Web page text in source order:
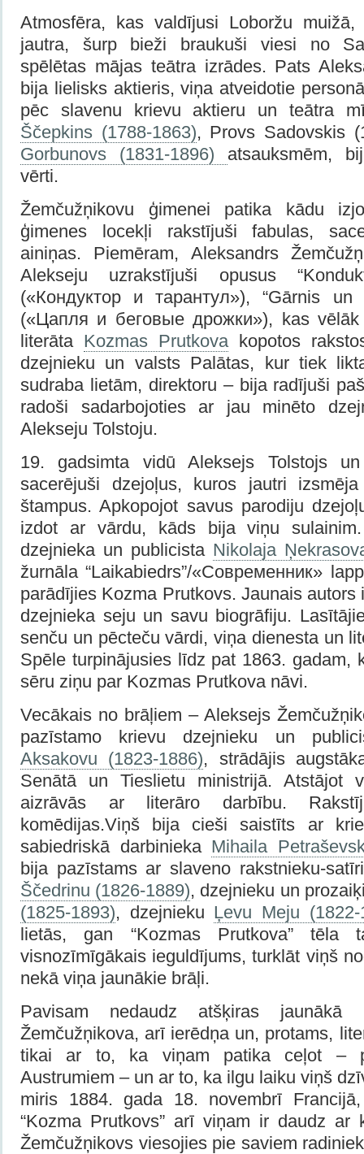
Atmosfēra, kas valdījusi Loboržu
jautra, šurp bieži braukuši viesi no
spēlētas mājas teātra izrādes. Pats
bija lielisks aktieris, viņa atveidotie
pēc slavenu krievu aktieru un teātra
Ščepkins (1788-1863), Provs Sadovskis
Gorbunovs (1831-1896) atsauksmēm,
vērti.
Žemčužņikovu ģimenei patika kādu
ģimenes locekļi rakstījuši fabulas,
ainiņas. Piemēram, Aleksandrs
Alekseju uzrakstījuši opusus
(«Кондуктор и тарантул»), “Gārnis
(«Цапля и беговые дрожки»), kas
literāta Kozmas Prutkovakopotos
dzejnieku un valsts Palātas, kur tiek
sudraba lietām, direktoru – bija radījuši
radoši sadarbojoties ar jau minēto
Alekseju Tolstoju.
19. gadsimta vidū Aleksejs Tolstojs
sacerējuši dzejoļus, kuros jautri
štampus. Apkopojot savus parodiju
izdot ar vārdu, kāds bija viņu
dzejnieka un publicista Nikolaja
žurnāla “Laikabiedrs”/«Современник»
parādījies Kozma Prutkovs. Jaunais autors
dzejnieka seju un savu biogrāfiju.
senču un pēcteču vārdi, viņa dienesta un
Spēle turpinājusies līdz pat 1863. gadam,
sēru ziņu par Kozmas Prutkova nāvi.
Vecākais no brāļiem – Aleksejs
pazīstamo krievu dzejnieku un
Aksakovu (1823-1886), strādājis
Senātā un Tieslietu ministrijā. Atstājot
aizrāvās ar literāro darbību.
komēdijas.Viņš bija cieši saistīts ar
sabiedriskā darbinieka Mihaila
bija pazīstams ar slaveno rakstnieku-
Ščedrinu (1826-1889), dzejnieku un
(1825-1893), dzejnieku Ļevu Meju (1822-
lietās, gan “Kozmas Prutkova” tēla
visnozīmīgākais ieguldījums, turklāt viņš
nekā viņa jaunākie brāļi.
Pavisam nedaudz atšķiras
Žemčužņikova, arī ierēdņa un, protams,
tikai ar to, ka viņam patika ceļot –
Austrumiem – un ar to, ka ilgu laiku viņš
miris 1884. gada 18. novembrī
“Kozma Prutkovs” arī viņam ir daudz ar
Žemčužņikovs viesojies pie saviem